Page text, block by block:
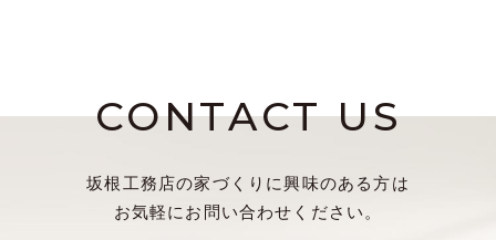
CONTACT US
坂根工務店の家づくりに興味のある方は
お気軽にお問い合わせください。